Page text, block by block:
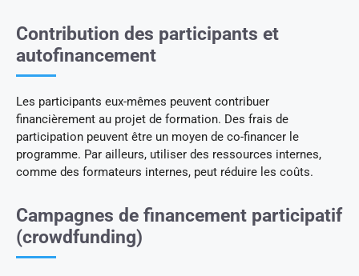
Contribution des participants et
autofinancement
Les participants eux-mêmes peuvent contribuer
financièrement au projet de formation. Des frais de
participation peuvent être un moyen de co-financer le
programme. Par ailleurs, utiliser des ressources internes,
comme des formateurs internes, peut réduire les coûts.
Campagnes de financement participatif
(crowdfunding)